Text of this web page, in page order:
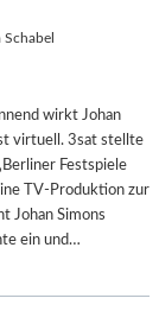
Schabel
wirkt Johan
virtuell. 3sat stellte
Festspiele
TV-Produktion zur
Johan Simons
ein und…